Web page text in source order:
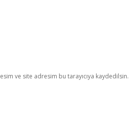
ve site adresim bu tarayıcıya kaydedilsin.